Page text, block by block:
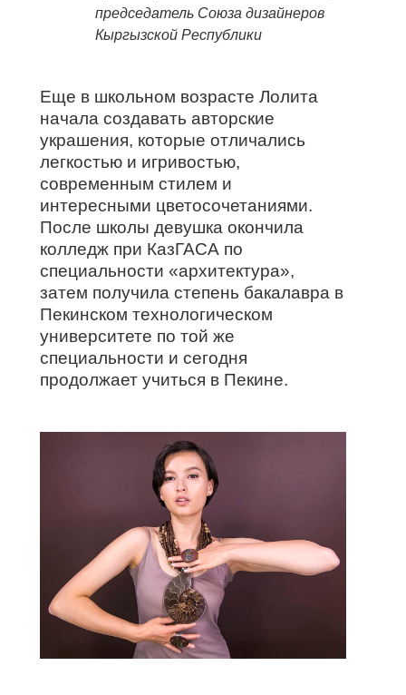
председатель Союза дизайнеров
Кыргызской Республики
Еще в школьном возрасте Лолита
начала создавать авторские
украшения, которые отличались
легкостью и игривостью,
современным стилем и
интересными цветосочетаниями.
После школы девушка окончила
колледж при КазГАСА по
специальности «архитектура»,
затем получила степень бакалавра в
Пекинском технологическом
университете по той же
специальности и сегодня
продолжает учиться в Пекине.